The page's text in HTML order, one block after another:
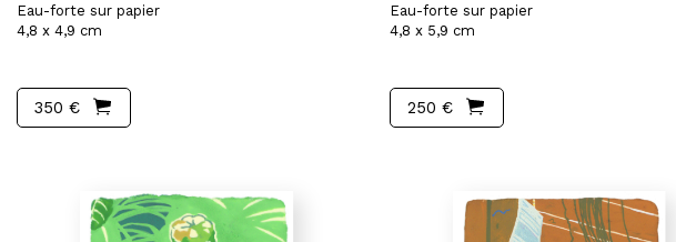
Eau-forte sur papier
4,8 x 4,9 cm
350 €
Eau-forte sur papier
4,8 x 5,9 cm
250 €